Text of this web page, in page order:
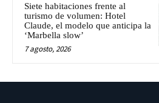
Siete habitaciones frente al
turismo de volumen: Hotel
Claude, el modelo que anticipa la
‘Marbella slow’
7 agosto, 2026